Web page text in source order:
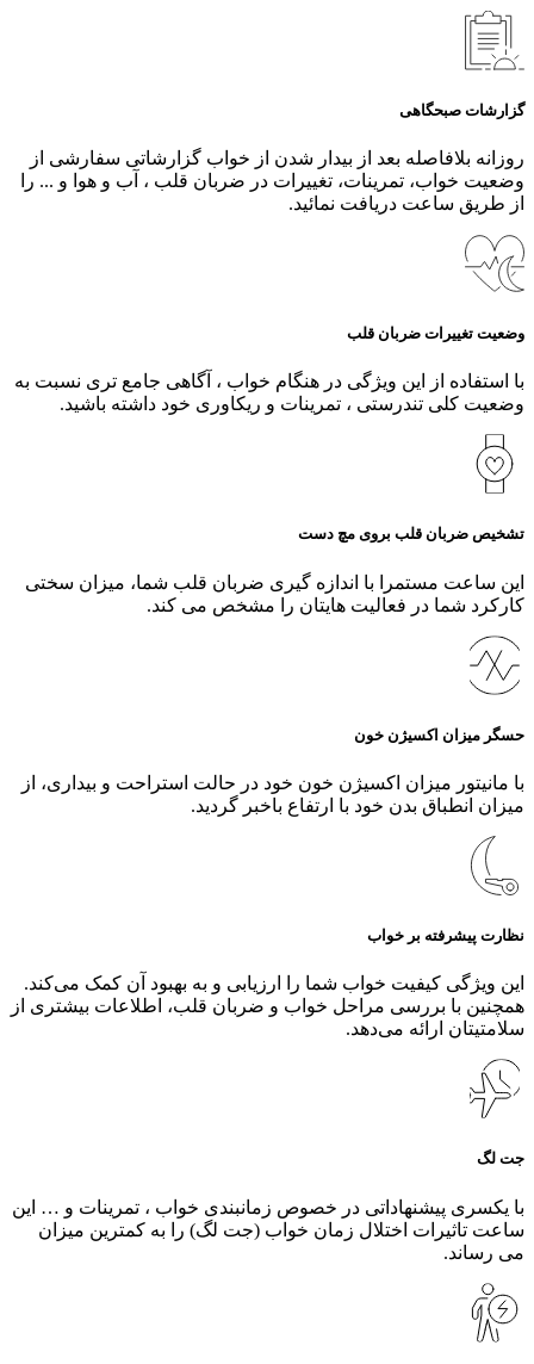
گزارشات صبحگاهی
روزانه بلافاصله بعد از بیدار شدن از خواب گزارشاتی سفارشی از
وضعیت خواب، تمرینات، تغییرات در ضربان قلب ، آب و هوا و ... را
از طریق ساعت دریافت نمائید.
وضعیت تغییرات ضربان قلب
با استفاده از این ویژگی در هنگام خواب ، آگاهی جامع تری نسبت به
وضعیت کلی تندرستی ، تمرینات و ریکاوری خود داشته باشید.
تشخیص ضربان قلب بروی مچ دست
این ساعت مستمرا با اندازه گیری ضربان قلب شما، میزان سختی
کارکرد شما در فعالیت هایتان را مشخص می کند.
حسگر میزان اکسیژن خون
با مانیتور میزان اکسیژن خون خود در حالت استراحت و بیداری، از
میزان انطباق بدن خود با ارتفاع باخبر گردید.
نظارت پیشرفته بر خواب
این ویژگی کیفیت خواب شما را ارزیابی و به بهبود آن کمک می‌کند.
همچنین با بررسی مراحل خواب و ضربان قلب، اطلاعات بیشتری از
سلامتیتان ارائه می‌دهد.
جت لگ
با یکسری پیشنهاداتی در خصوص زمانبندی خواب ، تمرینات و … این
ساعت تاثیرات اختلال زمان خواب (جت لگ) را به کمترین میزان
می رساند.